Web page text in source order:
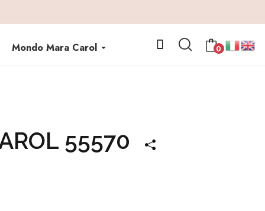
Mondo Mara Carol 0
55570